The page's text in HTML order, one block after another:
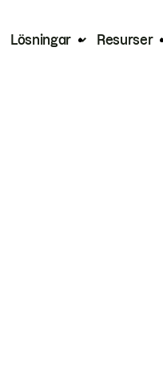
Lösningar Resurser